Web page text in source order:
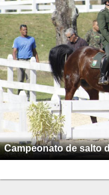
Campeonato de salto